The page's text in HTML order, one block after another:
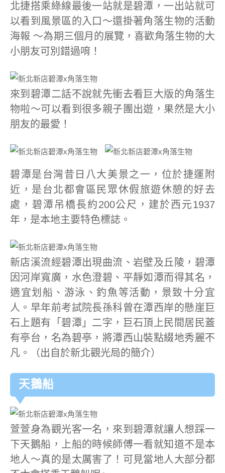
北捷搭乘綠線最後一站就是碧潭，一出站就可
以看到風景區的入口～還掛著角落生物的活動
海報 ～為期三個月的展覽，喜歡角落生物的大
小朋友可別錯過唷！
來到碧潭二話不說就先衝去看巨大版的角落生
物啦～可以看到很多親子團出遊，果然是大小
朋友的最愛！
碧潭是台灣昔日八大美景之一，位於捷運附
近，是台北都會區民眾休假旅遊休憩的好去
處，碧潭吊橋長約200公尺，建於西元1937
年，是本地主要特色標誌。
新店溪流經碧潭出現曲流、岩壁及丘陵，碧潭
因河岸寬廣，水色澄碧、平靜如潭而得其名，
適宜划船、游泳、釣魚等活動，景致十分宜
人。早年前考試院長孫科曾在潭西岸的懸崖巨
石上題有「碧潭」二字，巨石頂上民間居民蓋
有亭台，名為碧亭，將潭西山裝點綴地秀麗不
凡。（出自於新北觀光局的簡介）
天鵝船
萱萱身為觀光客一名，來到碧潭就讓人想踩一
下天鵝船，上船的時候師傅一看就知道不是本
地人～真的是太厲害了！可見當地人大部分都